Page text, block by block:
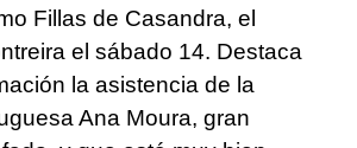
Fillas de Casandra, el
el sábado 14. Destaca
la asistencia de la
Ana Moura, gran